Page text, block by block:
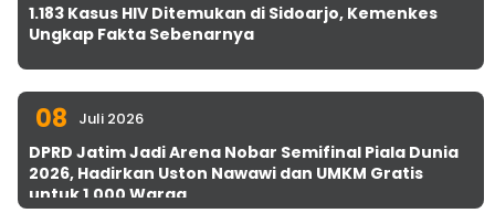
1.183 Kasus HIV Ditemukan di Sidoarjo, Kemenkes
Ungkap Fakta Sebenarnya
08 Juli 2026
DPRD Jatim Jadi Arena Nobar Semifinal Piala Dunia
2026, Hadirkan Uston Nawawi dan UMKM Gratis
untuk 1.000 Warga